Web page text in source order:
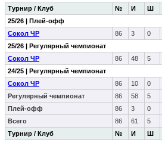
Турнир / Клуб № И Ш
Турнир / Клуб № И Ш
25/26 | Плей-офф
Сокол ЧР
86 3 0
25/26 | Регулярный чемпионат
Сокол ЧР
86 48 5
24/25 | Регулярный чемпионат
Сокол ЧР
86 10 0
Регулярный чемпионат
86 58 5
Плей-офф
86 3 0
Всего
86 61 5